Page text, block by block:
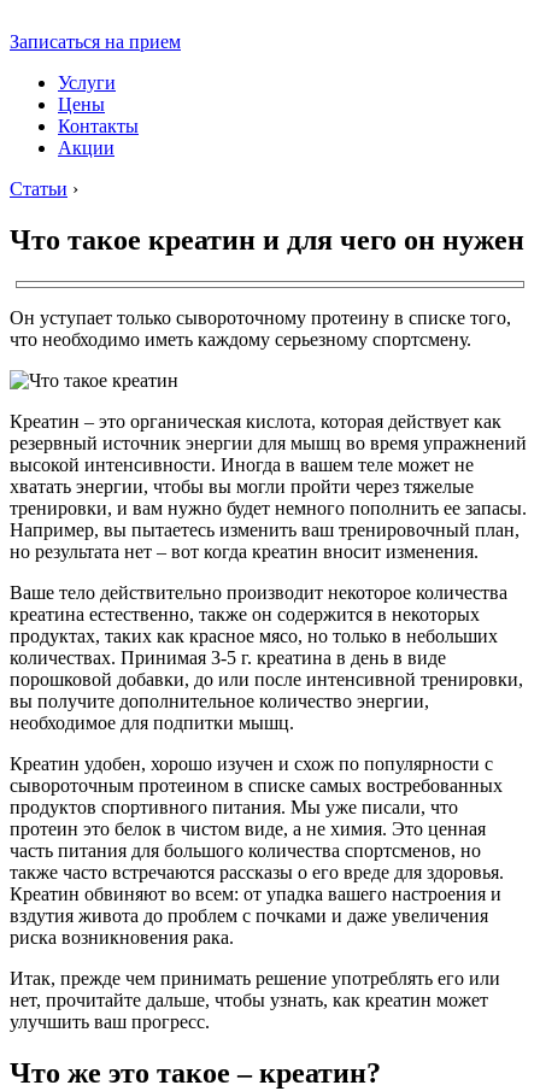
Записаться на прием
Услуги
Цены
Контакты
Акции
Статьи ›
Что такое креатин и для чего он нужен
Он уступает только сывороточному протеину в списке того,
что необходимо иметь каждому серьезному спортсмену.
Креатин – это органическая кислота, которая действует как
резервный источник энергии для мышц во время упражнений
высокой интенсивности. Иногда в вашем теле может не
хватать энергии, чтобы вы могли пройти через тяжелые
тренировки, и вам нужно будет немного пополнить ее запасы.
Например, вы пытаетесь изменить ваш тренировочный план,
но результата нет – вот когда креатин вносит изменения.
Ваше тело действительно производит некоторое количества
креатина естественно, также он содержится в некоторых
продуктах, таких как красное мясо, но только в небольших
количествах. Принимая 3-5 г. креатина в день в виде
порошковой добавки, до или после интенсивной тренировки,
вы получите дополнительное количество энергии,
необходимое для подпитки мышц.
Креатин удобен, хорошо изучен и схож по популярности с
сывороточным протеином в списке самых востребованных
продуктов спортивного питания. Мы уже писали, что
протеин это белок в чистом виде, а не химия. Это ценная
часть питания для большого количества спортсменов, но
также часто встречаются рассказы о его вреде для здоровья.
Креатин обвиняют во всем: от упадка вашего настроения и
вздутия живота до проблем с почками и даже увеличения
риска возникновения рака.
Итак, прежде чем принимать решение употреблять его или
нет, прочитайте дальше, чтобы узнать, как креатин может
улучшить ваш прогресс.
Что же это такое – креатин?